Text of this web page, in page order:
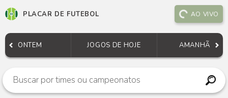
PLACAR DE FUTEBOL AO VIVO
ONTEM JOGOS DE HOJE AMANHÃ